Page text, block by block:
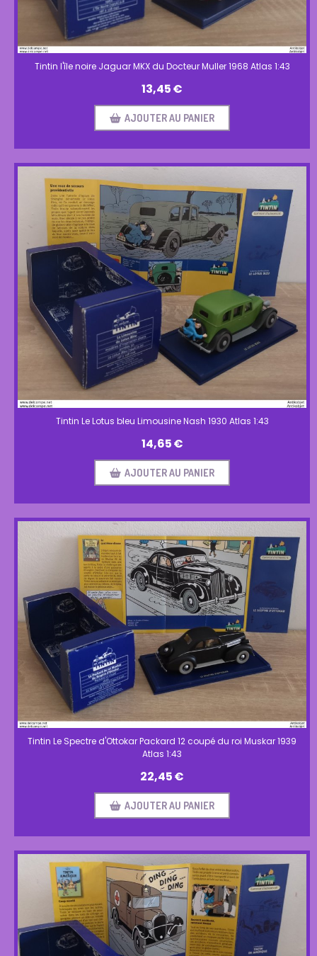
Tintin l'île noire Jaguar MKX du Docteur Muller 1968 Atlas 1:43
13,45€
AJOUTER AU PANIER
Tintin Le Lotus bleu Limousine Nash 1930 Atlas 1:43
14,65€
AJOUTER AU PANIER
Tintin Le Spectre d'Ottokar Packard 12 coupé du roi Muskar 1939
Atlas 1:43
22,45€
AJOUTER AU PANIER